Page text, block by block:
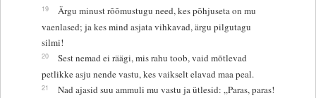
19
Ärgu minust rõõmustugu need, kes põhjuseta on mu
vaenlased; ja kes mind asjata vihkavad, ärgu pilgutagu
silmi!
20
Sest nemad ei räägi, mis rahu toob, vaid mõtlevad
petlikke asju nende vastu, kes vaikselt elavad maa peal.
21
Nad ajasid suu ammuli mu vastu ja ütlesid: „Paras, paras!